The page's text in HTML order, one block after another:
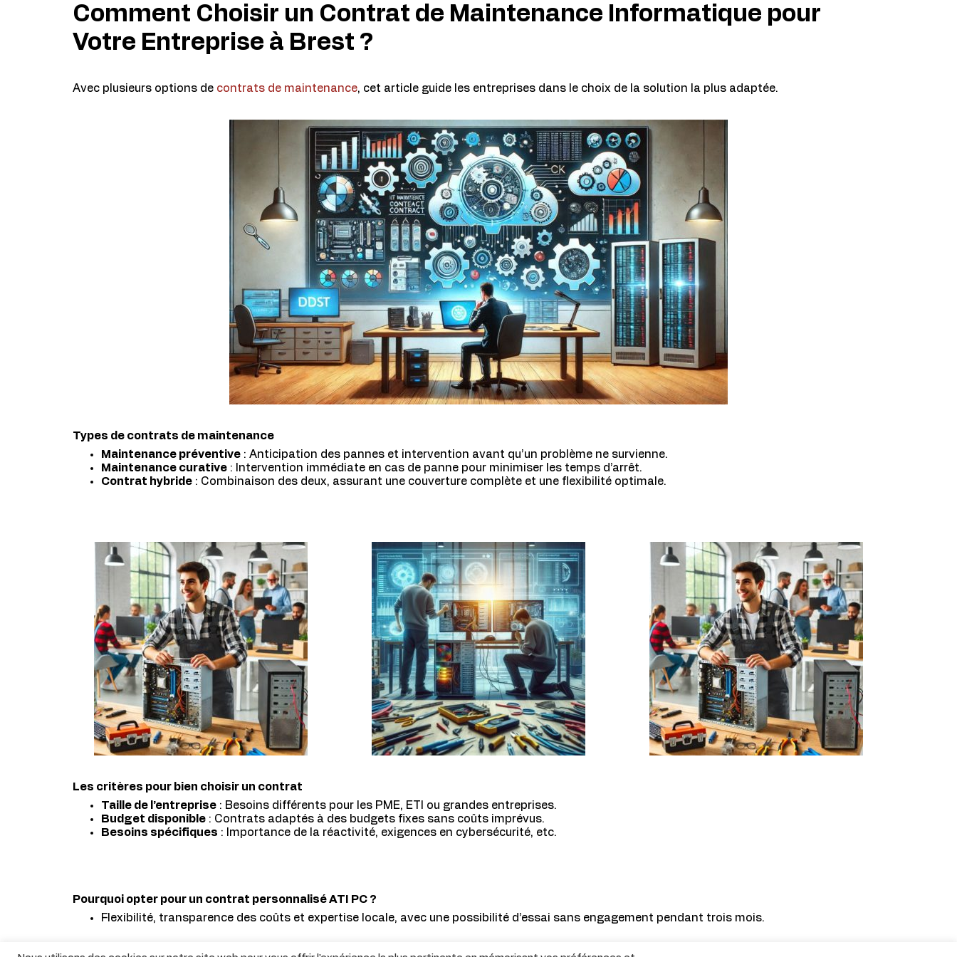
Comment Choisir un Contrat de Maintenance Informatique pour
Votre Entreprise à Brest ?
Avec plusieurs options de contrats de maintenance, cet article guide les entreprises dans le choix de la solution la plus adaptée.
Types de contrats de maintenance
Maintenance préventive : Anticipation des pannes et intervention avant qu’un problème ne survienne.
Maintenance curative : Intervention immédiate en cas de panne pour minimiser les temps d’arrêt.
Contrat hybride : Combinaison des deux, assurant une couverture complète et une flexibilité optimale.
Les critères pour bien choisir un contrat
Taille de l’entreprise : Besoins différents pour les PME, ETI ou grandes entreprises.
Budget disponible : Contrats adaptés à des budgets fixes sans coûts imprévus.
Besoins spécifiques : Importance de la réactivité, exigences en cybersécurité, etc.
Pourquoi opter pour un contrat personnalisé ATI PC ?
Flexibilité, transparence des coûts et expertise locale, avec une possibilité d’essai sans engagement pendant trois mois.